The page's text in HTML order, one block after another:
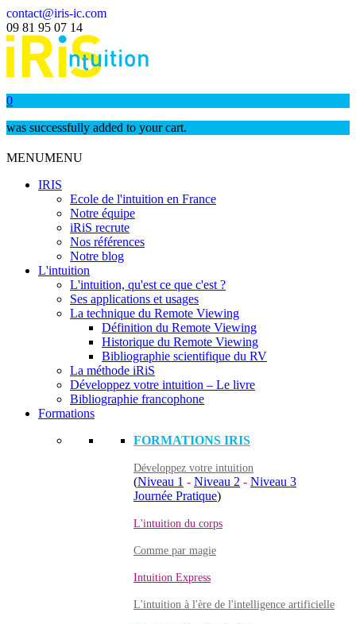
contact@iris-ic.com
09 81 95 07 14
0
was successfully added to your cart.
MENUMENU
IRIS
Ecole de l'intuition en France
Notre équipe
iRiS recrute
Nos références
Notre blog
L'intuition
L'intuition, qu'est ce que c'est ?
Ses applications et usages
La technique du Remote Viewing
Définition du Remote Viewing
Historique du Remote Viewing
Bibliographie scientifique du RV
La méthode iRiS
Développez votre intuition – Le livre
Bibliographie francophone
Formations
FORMATIONS IRIS
Développez votre intuition
(Niveau 1 - Niveau 2 - Niveau 3
Journée Pratique)
L'intuition du corps
Comme par magie
Intuition Express
L'intuition à l'ère de l'intelligence artificielle